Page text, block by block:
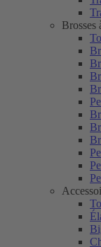
Brosses